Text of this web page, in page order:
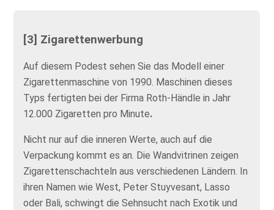
[3] Zigarettenwerbung
Auf diesem Podest sehen Sie das Modell einer
Zigarettenmaschine von 1990. Maschinen dieses
Typs fertigten bei der Firma Roth-Händle in Jahr
12.000 Zigaretten pro Minute.
Nicht nur auf die inneren Werte, auch auf die
Verpackung kommt es an. Die Wandvitrinen zeigen
Zigarettenschachteln aus verschiedenen Ländern. In
ihren Namen wie West, Peter Stuyvesant, Lasso
oder Bali, schwingt die Sehnsucht nach Exotik und